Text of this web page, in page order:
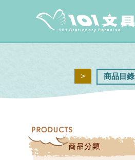
> 商品目錄